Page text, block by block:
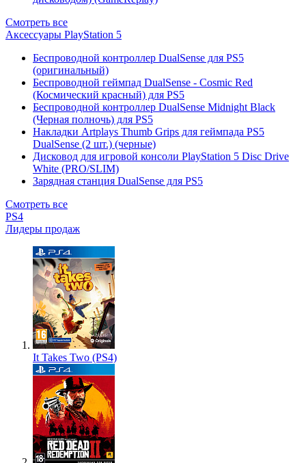
Смотреть все
Аксессуары PlayStation 5
Беспроводной контроллер DualSense для PS5
(оригинальный)
Беспроводной геймпад DualSense - Cosmic Red
(Космический красный) для PS5
Беспроводной контроллер DualSense Midnight Black
(Черная полночь) для PS5
Накладки Artplays Thumb Grips для геймпада PS5
DualSense (2 шт.) (черные)
Дисковод для игровой консоли PlayStation 5 Disc Drive
White (PRO/SLIM)
Зарядная станция DualSense для PS5
Смотреть все
PS4
Лидеры продаж
It Takes Two (PS4)